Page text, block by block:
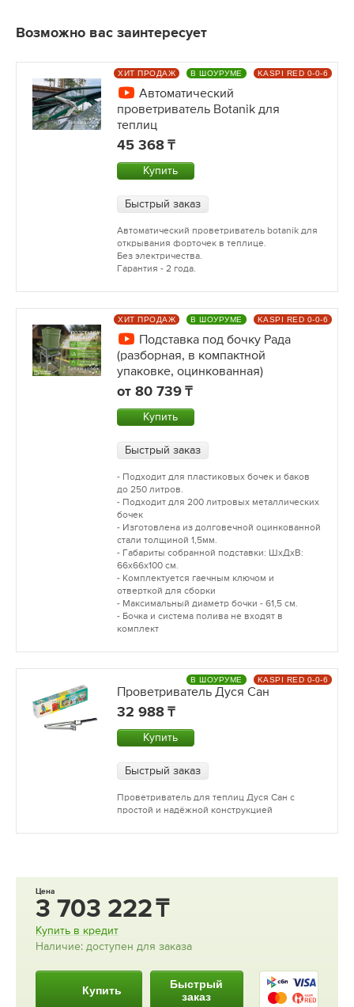
Возможно вас заинтересует
Автоматический
проветриватель Botanik для
теплиц
45 368
Купить
Быстрый заказ
Автоматический проветриватель botanik для
открывания форточек в теплице.
Без электричества.
Гарантия - 2 года.
ХИТ ПРОДАЖ В ШОУРУМЕ KASPI RED 0-0-6
Подставка под бочку Рада
(разборная, в компактной
упаковке, оцинкованная)
от 80 739
Купить
Быстрый заказ
- Подходит для пластиковых бочек и баков
до 250 литров.
- Подходит для 200 литровых металлических
бочек
- Изготовлена из долговечной оцинкованной
стали толщиной 1,5мм.
- Габариты собранной подставки: ШхДхВ:
66х66х100 см.
- Комплектуется гаечным ключом и
отверткой для сборки
- Максимальный диаметр бочки - 61,5 см.
- Бочка и система полива не входят в
комплект
ХИТ ПРОДАЖ В ШОУРУМЕ KASPI RED 0-0-6
Проветриватель Дуся Сан
32 988
Купить
Быстрый заказ
Проветриватель для теплиц Дуся Сан с
простой и надёжной конструкцией
В ШОУРУМЕ KASPI RED 0-0-6
Цена
3 703 222
Купить в кредит
Наличие: доступен для заказа
Купить
Быстрый
заказ